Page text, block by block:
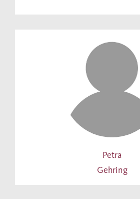
Petra
Gehring